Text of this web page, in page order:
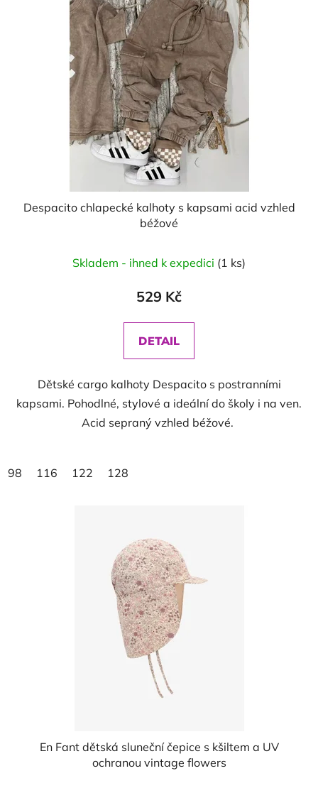
Despacito chlapecké kalhoty s kapsami acid vzhled
béžové
Skladem - ihned k expedici (1 ks)
529 Kč
DETAIL
Dětské cargo kalhoty Despacito s postranními
kapsami. Pohodlné, stylové a ideální do školy i na ven.
Acid sepraný vzhled béžové.
98 116 122 128
En Fant dětská sluneční čepice s kšiltem a UV
ochranou vintage flowers